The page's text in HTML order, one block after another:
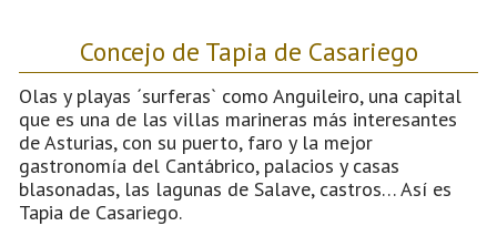
Concejo de Tapia de Casariego
Olas y playas ´surferas` como Anguileiro, una capital
que es una de las villas marineras más interesantes
de Asturias, con su puerto, faro y la mejor
gastronomía del Cantábrico, palacios y casas
blasonadas, las lagunas de Salave, castros… Así es
Tapia de Casariego.